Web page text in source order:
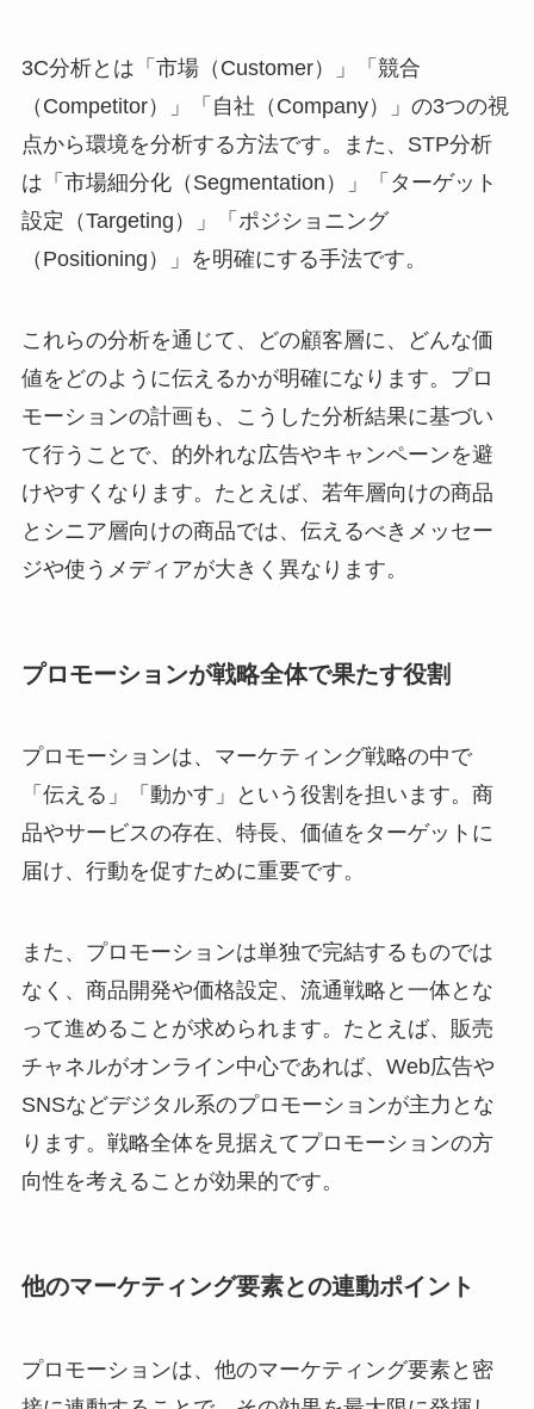
3C分析とは「市場（Customer）」「競合
（Competitor）」「自社（Company）」の3つの視
点から環境を分析する方法です。また、STP分析
は「市場細分化（Segmentation）」「ターゲット
設定（Targeting）」「ポジショニング
（Positioning）」を明確にする手法です。
これらの分析を通じて、どの顧客層に、どんな価
値をどのように伝えるかが明確になります。プロ
モーションの計画も、こうした分析結果に基づい
て行うことで、的外れな広告やキャンペーンを避
けやすくなります。たとえば、若年層向けの商品
とシニア層向けの商品では、伝えるべきメッセー
ジや使うメディアが大きく異なります。
プロモーションが戦略全体で果たす役割
プロモーションは、マーケティング戦略の中で
「伝える」「動かす」という役割を担います。商
品やサービスの存在、特長、価値をターゲットに
届け、行動を促すために重要です。
また、プロモーションは単独で完結するものでは
なく、商品開発や価格設定、流通戦略と一体とな
って進めることが求められます。たとえば、販売
チャネルがオンライン中心であれば、Web広告や
SNSなどデジタル系のプロモーションが主力とな
ります。戦略全体を見据えてプロモーションの方
向性を考えることが効果的です。
他のマーケティング要素との連動ポイント
プロモーションは、他のマーケティング要素と密